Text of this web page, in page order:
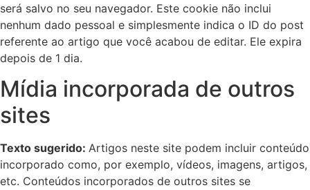
será salvo no seu navegador. Este cookie não inclui
nenhum dado pessoal e simplesmente indica o ID do post
referente ao artigo que você acabou de editar. Ele expira
depois de 1 dia.
Mídia incorporada de outros
sites
Texto sugerido: Artigos neste site podem incluir conteúdo
incorporado como, por exemplo, vídeos, imagens, artigos,
etc. Conteúdos incorporados de outros sites se